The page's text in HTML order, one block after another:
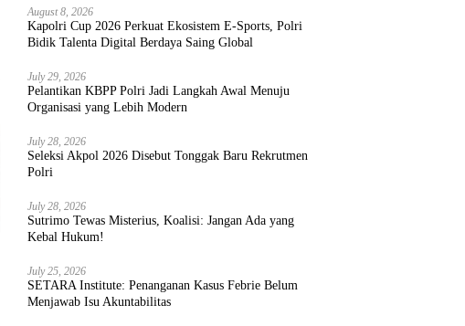
August 8, 2026
Kapolri Cup 2026 Perkuat Ekosistem E-Sports, Polri
Bidik Talenta Digital Berdaya Saing Global
July 29, 2026
Pelantikan KBPP Polri Jadi Langkah Awal Menuju
Organisasi yang Lebih Modern
July 28, 2026
Seleksi Akpol 2026 Disebut Tonggak Baru Rekrutmen
Polri
July 28, 2026
Sutrimo Tewas Misterius, Koalisi: Jangan Ada yang
Kebal Hukum!
July 25, 2026
SETARA Institute: Penanganan Kasus Febrie Belum
Menjawab Isu Akuntabilitas